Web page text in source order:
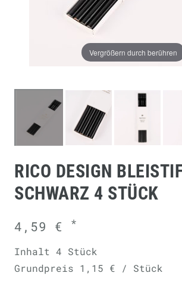
Vergrößern durch berühren
RICO DESIGN
SCHWARZ 4 STÜCK
4,59 € *
Inhalt 4 Stück
Grundpreis 1,15 € / Stück